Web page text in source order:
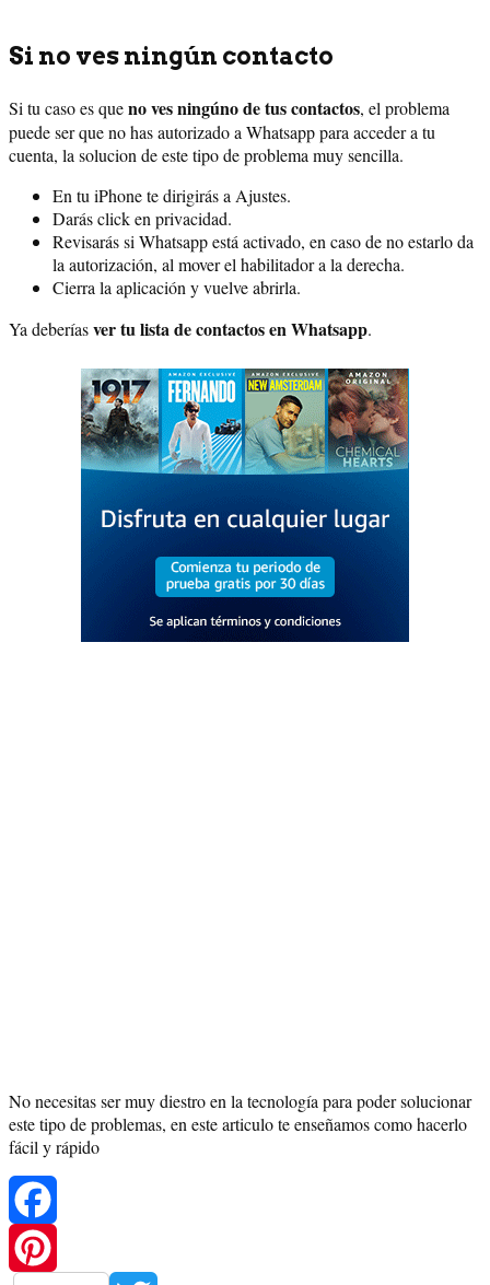
Si no ves ningún contacto
Si tu caso es queno ves ningúno de tus contactos, el problema
puede ser que no has autorizado a Whatsapp para acceder a tu
cuenta, la solucion de este tipo de problema muy sencilla.
En tu iPhone te dirigirás a Ajustes.
Darás click en privacidad.
Revisarás si Whatsapp está activado, en caso de no estarlo da
la autorización, al mover el habilitador a la derecha.
Cierra la aplicación y vuelve abrirla.
Ya deberíasver tu lista de contactos en Whatsapp.
No necesitas ser muy diestro en la tecnología para poder solucionar
este tipo de problemas, en este articulo te enseñamos como hacerlo
fácil y rápido
Facebook